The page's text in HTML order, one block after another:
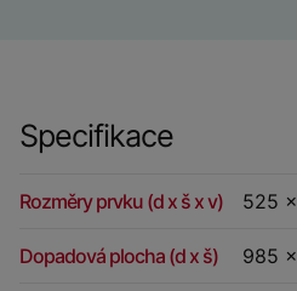
Specifikace
Rozměry prvku (d x š x v) 525
Dopadová plocha (d x š) 985